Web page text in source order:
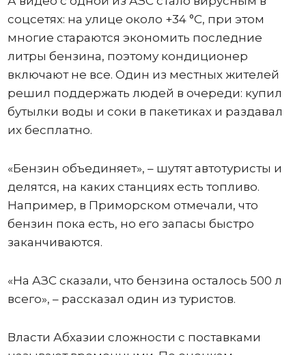
соцсетях: на улице около +34 °C, при этом
многие стараются экономить последние
литры бензина, поэтому кондиционер
включают не все. Один из местных жителей
решил поддержать людей в очереди: купил
бутылки воды и соки в пакетиках и раздавал
их бесплатно.
«Бензин объединяет», – шутят автотуристы и
делятся, на каких станциях есть топливо.
Например, в Приморском отмечали, что
бензин пока есть, но его запасы быстро
заканчиваются.
«На АЗС сказали, что бензина осталось 500 л
всего», – рассказал один из туристов.
Власти Абхазии сложности с поставками